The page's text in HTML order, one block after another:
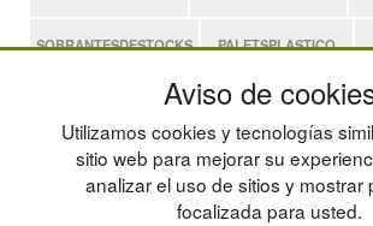
SOBRANTESDESTOCKS PALETSPLASTICO
Estanterias
POLÍTICA DE PRIVACIDAD
MAPA WEB
Aviso de
Utilizamos cookies y tecnologías
sitio web para mejorar su
analizar el uso de sitios y mostrar
focalizada para usted.